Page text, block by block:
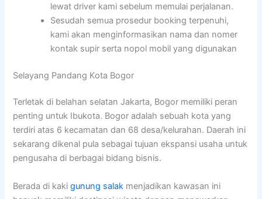
lewat driver kami sebelum memulai perjalanan.
Sesudah semua prosedur booking terpenuhi,
kami akan menginformasikan nama dan nomer
kontak supir serta nopol mobil yang digunakan
Selayang Pandang Kota Bogor
Terletak di belahan selatan Jakarta, Bogor memiliki peran
penting untuk Ibukota. Bogor adalah sebuah kota yang
terdiri atas 6 kecamatan dan 68 desa/kelurahan. Daerah ini
sekarang dikenal pula sebagai tujuan ekspansi usaha untuk
pengusaha di berbagai bidang bisnis.
Berada di kakigunung salak menjadikan kawasan ini